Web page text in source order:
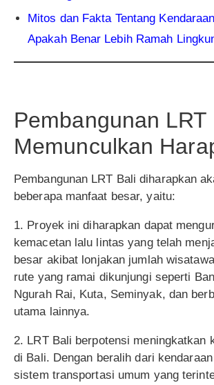
Mitos dan Fakta Tentang
Apakah Benar Lebih Ramah
Pembangunan LRT
Memunculkan
Pembangunan LRT Bali diharapkan
beberapa manfaat besar, yaitu:
1. Proyek ini diharapkan dapat
kemacetan lalu lintas yang telah
besar akibat lonjakan jumlah
rute yang ramai dikunjungi seperti
Ngurah Rai, Kuta, Seminyak, dan
utama lainnya.
2. LRT Bali berpotensi meningkatkan
di Bali. Dengan beralih dari
sistem transportasi umum yang